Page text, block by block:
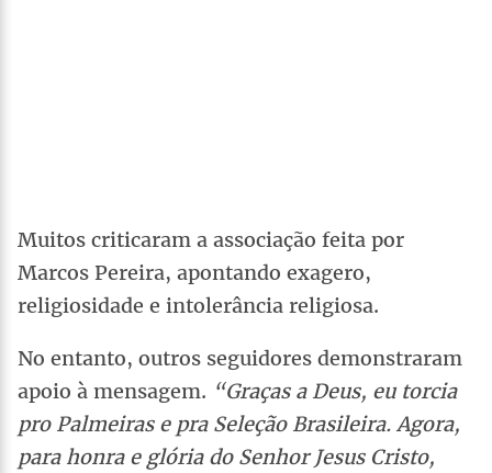
Muitos criticaram a associação feita por
Marcos Pereira, apontando exagero,
religiosidade e intolerância religiosa.
No entanto, outros seguidores demonstraram
apoio à mensagem. “Graças a Deus, eu torcia
pro Palmeiras e pra Seleção Brasileira. Agora,
para honra e glória do Senhor Jesus Cristo,